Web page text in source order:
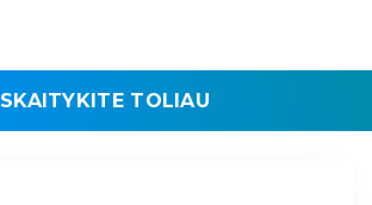
SKAITYKITE TOLIAU